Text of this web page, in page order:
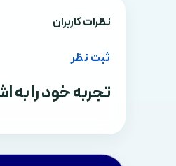
نظرات کاربران
ثبت نظر
تجربه خود را به